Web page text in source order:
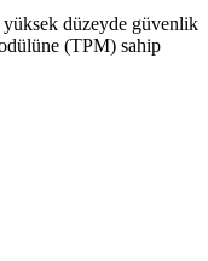
yüksek düzeyde güvenlik
(TPM) sahip